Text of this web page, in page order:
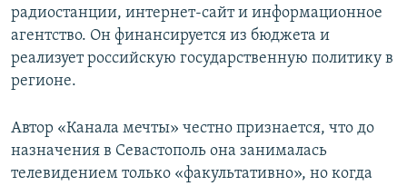
радиостанции, интернет-сайт и информационное
агентство. Он финансируется из бюджета и
реализует российскую государственную политику в
регионе.
Автор «Канала мечты» честно признается, что до
назначения в Севастополь она занималась
телевидением только «факультативно», но когда